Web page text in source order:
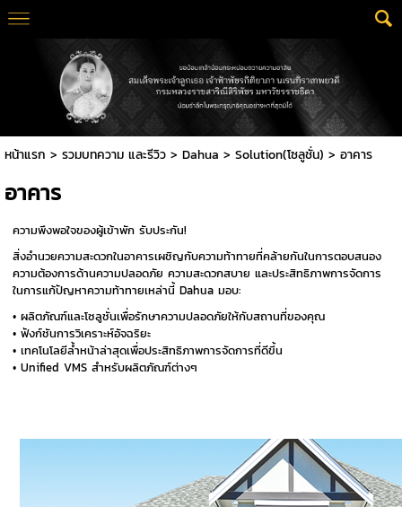
หน้าแรก > รวมบทความ และรีวิว> Dahua > Solution(โซลูชั่น) > อาคาร
อาคาร
ความพึงพอใจของผู้เข้าพัก รับประกัน!
สิ่งอำนวยความสะดวกในอาคารเผชิญกับความท้าทายที่คล้ายกันในการตอบสนอง
ความต้องการด้านความปลอดภัย ความสะดวกสบาย และประสิทธิภาพการจัดการ
ในการแก้ปัญหาความท้าทายเหล่านี้ Dahua มอบ:
• ผลิตภัณฑ์และโซลูชั่นเพื่อรักษาความปลอดภัยให้กับสถานที่ของคุณ
• ฟังก์ชันการวิเคราะห์อัจฉริยะ
• เทคโนโลยีล้ำหน้าล่าสุดเพื่อประสิทธิภาพการจัดการที่ดีขึ้น
• Unified VMS สำหรับผลิตภัณฑ์ต่างๆ